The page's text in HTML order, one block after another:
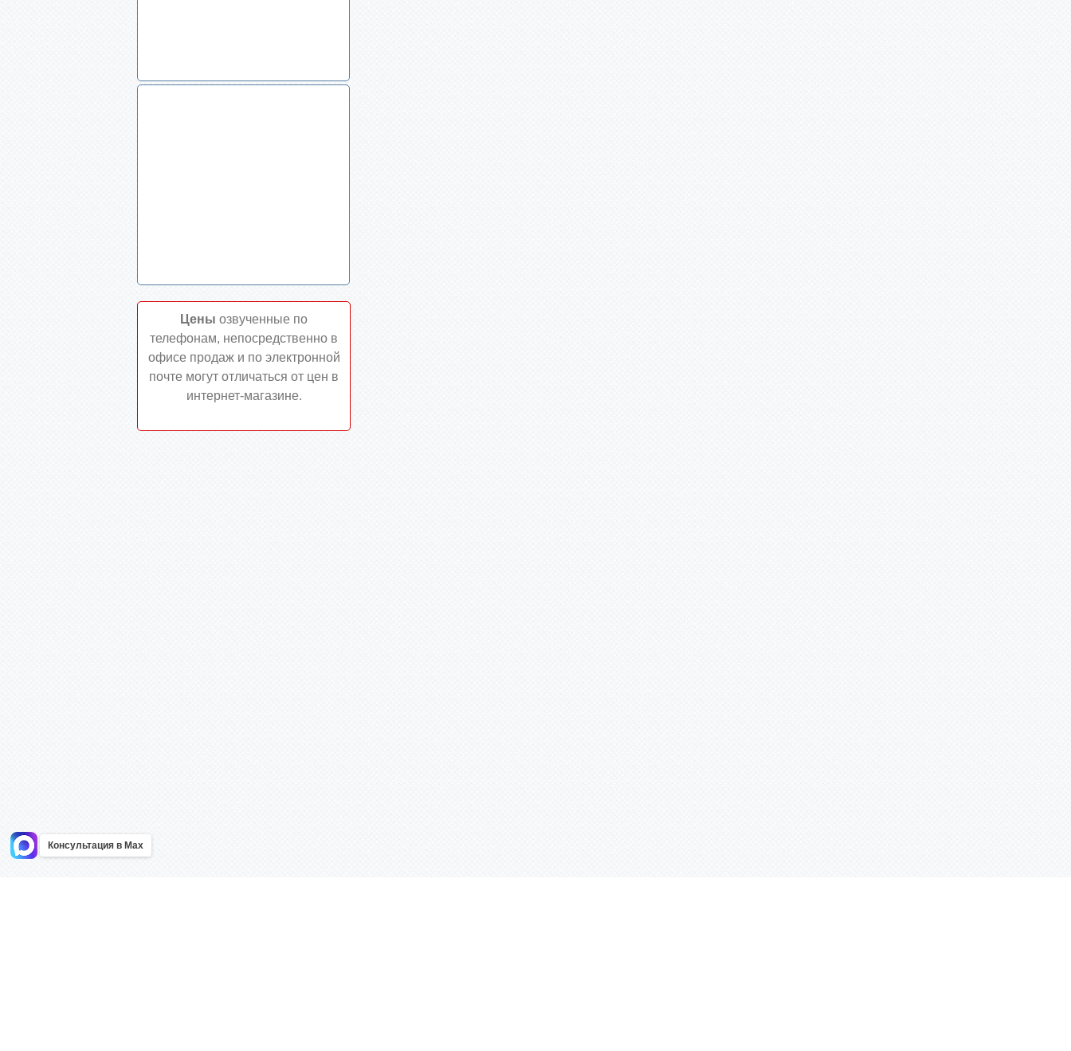
Цены озвученные по
телефонам, непосредственно в
офисе продаж и по электронной
почте могут отличаться от цен в
интернет-магазине.
Консультация в Max